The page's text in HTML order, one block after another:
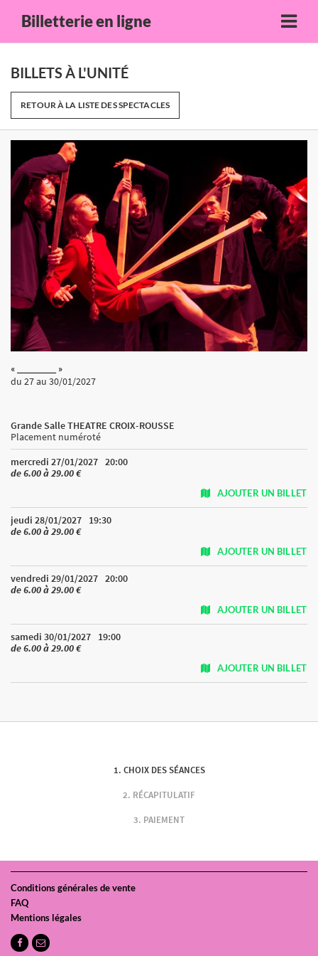
Billetterie en ligne
BILLETS À L'UNITÉ
RETOUR À LA LISTE DES SPECTACLES
« ___________ »
du 27au 30/01/2027
Grande Salle THEATRE CROIX-ROUSSE
Placement numéroté
mercredi 27/01/2027 20:00
de 6.00 à 29.00 €
AJOUTER UN BILLET
jeudi 28/01/2027
19:30
de 6.00 à 29.00 €
AJOUTER UN BILLET
vendredi 29/01/2027 20:00
de 6.00 à 29.00 €
AJOUTER UN BILLET
samedi 30/01/2027
19:00
de 6.00 à 29.00 €
AJOUTER UN BILLET
CHOIX DES SÉANCES
RÉCAPITULATIF
PAIEMENT
Conditions générales de vente
FAQ
Mentions légales